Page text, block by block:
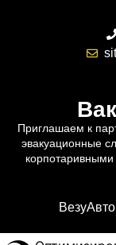
Приглашаем к
эвакуационные